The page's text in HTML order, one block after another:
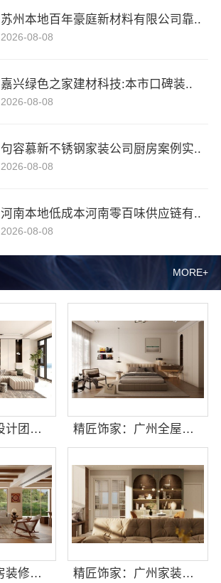
MORE+
广州天河家装设计团队拎包入住？精匠饰家全铝家居 精匠饰家：广州全屋装修一站式整装服务
广州本地毛坯房装修选精匠饰家，专业团队 精匠饰家：广州家装公司全屋装修一站式服务
苏州本地百年豪庭新材料有限公司靠..
2026-08-08
嘉兴绿色之家建材科技:本市口碑装..
2026-08-08
句容慕新不锈钢家装公司厨房案例实..
2026-08-08
河南本地低成本河南零百味供应链有..
2026-08-08